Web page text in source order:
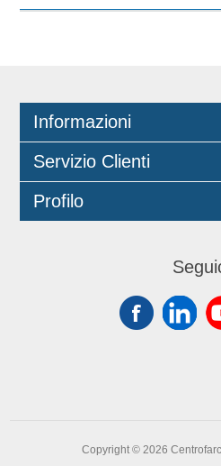
Informazioni
Servizio Clienti
Profilo
Copyright © 2026